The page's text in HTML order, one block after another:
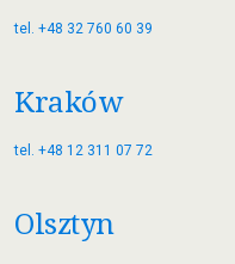
tel. +48 32 760 60 39
Kraków
tel. +48 12 311 07 72
Olsztyn